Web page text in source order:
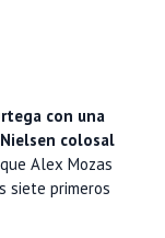
con una
colosal
Alex Mozas
siete primeros